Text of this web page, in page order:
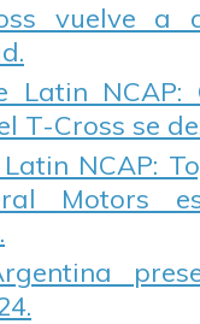
vuelve a
Latin NCAP:
T-Cross se
NCAP:
Motors